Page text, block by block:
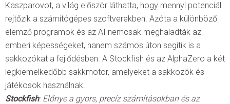
Kaszparovot, a világ először láthatta, hogy mennyi potenciál
rejtőzik a számítógépes szoftverekben. Azóta a különböző
elemző programok és az AI nemcsak meghaladták az
emberi képességeket, hanem számos úton segítik is a
sakkozókat a fejlődésben. A Stockfish és az AlphaZero a két
legkiemelkedőbb sakkmotor, amelyeket a sakkozók és
játékosok használnak.
Stockfish: Előnye a gyors, precíz számításokban és az